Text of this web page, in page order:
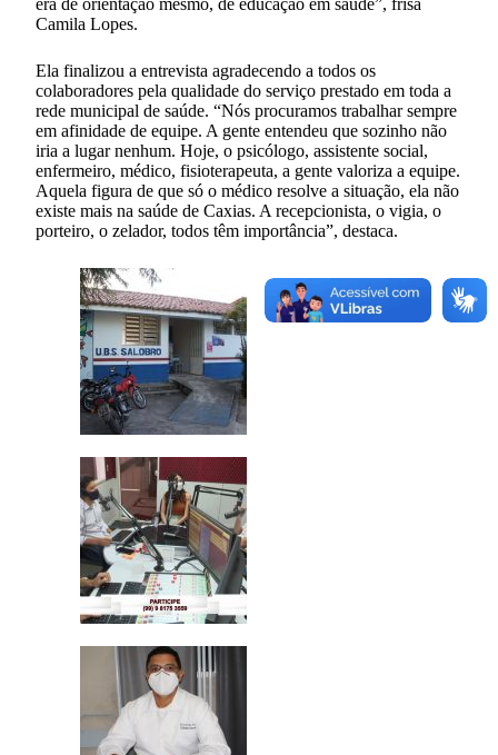
Camila Lopes.
Ela finalizou a entrevista agradecendo a todos os
colaboradores pela qualidade do serviço prestado em toda a
rede municipal de saúde. “Nós procuramos trabalhar sempre
em afinidade de equipe. A gente entendeu que sozinho não
iria a lugar nenhum. Hoje, o psicólogo, assistente social,
enfermeiro, médico, fisioterapeuta, a gente valoriza a equipe.
Aquela figura de que só o médico resolve a situação, ela não
existe mais na saúde de Caxias. A recepcionista, o vigia, o
porteiro, o zelador, todos têm importância”, destaca.